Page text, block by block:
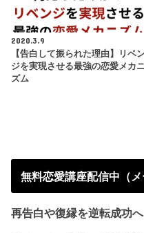
2020.3.9
【告白して振られた理由】リベ
ジを実現させる最強の恋愛メカニ
ズム
無料恋愛講座配信中（メ
再告白や復縁を逆転成功へ